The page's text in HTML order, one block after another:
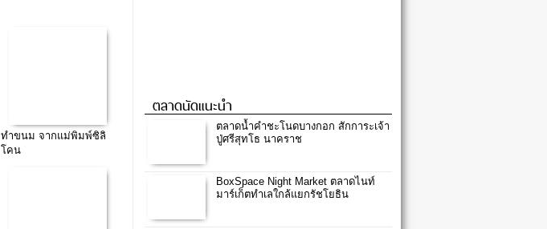
ทำขนม จากแม่พิมพ์ซิลิ
โคน
ตลาดนัดแนะนำ
ตลาดน้ำคำชะโนดบางกอก สักการะเจ้า
ปู่ศรีสุทโธ นาคราช
BoxSpace Night Market ตลาดไนท์
มาร์เก็ตทำเลใกล้แยกรัชโยธิน